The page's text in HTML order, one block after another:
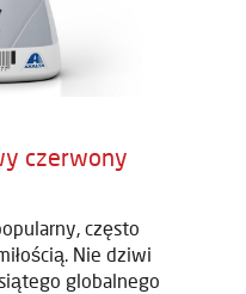
czerwony
często
Nie dziwi
globalnego